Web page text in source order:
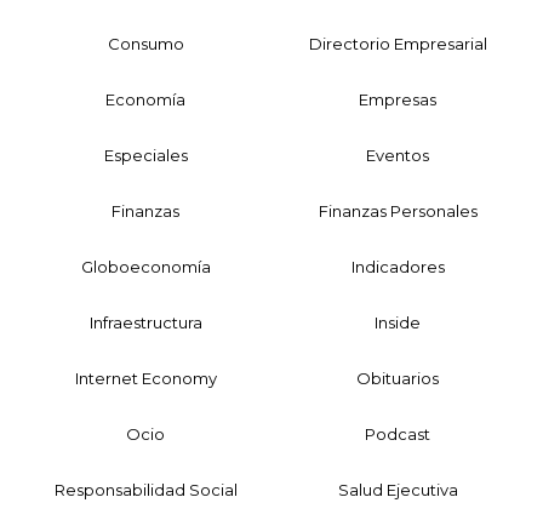
Consumo Directorio Empresarial
Economía Empresas
Especiales Eventos
Finanzas Finanzas Personales
Globoeconomía Indicadores
Infraestructura Inside
Internet Economy Obituarios
Ocio Podcast
Responsabilidad Social Salud Ejecutiva